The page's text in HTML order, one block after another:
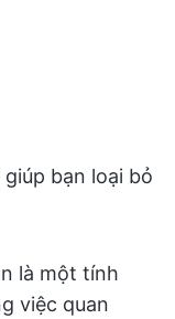
bạn loại bỏ
là một tính
việc quan